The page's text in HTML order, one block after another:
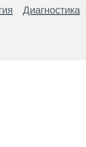
Диагностика